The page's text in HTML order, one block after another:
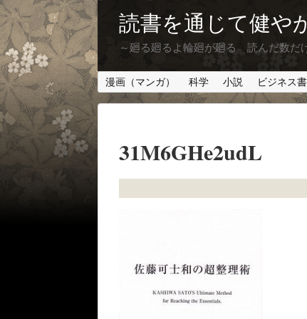
読書を通じて健や
～廻る廻るよ輪廻が廻る 読んだ数だ
漫画（マンガ） 科学 小説 ビジネス書
31M6GHe2udL